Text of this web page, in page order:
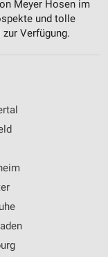
Meyer Hosen im
und tolle
Verfügung.
von